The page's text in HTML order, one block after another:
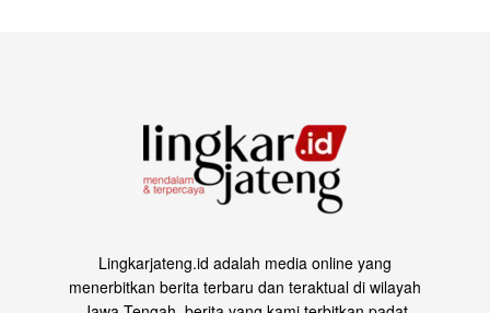
Lingkarjateng.id adalah media online yang
menerbitkan berita terbaru dan teraktual di wilayah